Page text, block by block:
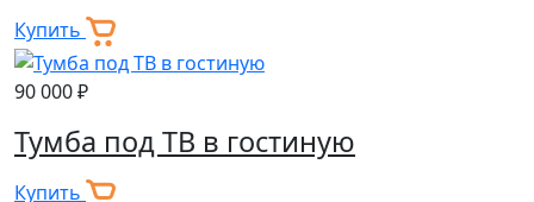
Купить
90 000 ₽
Тумба под ТВ в гостиную
Купить